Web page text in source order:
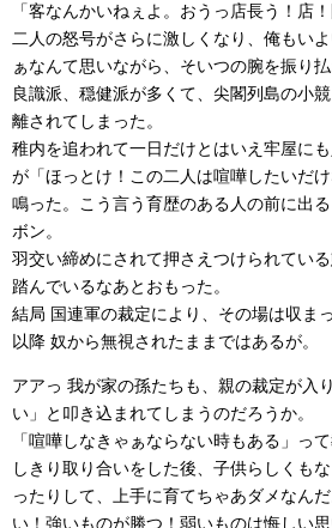
「客なんかいねぇよ。おうっ店長う！店！
二人の怒号がさらに激しくなり、俺もい
ぁなんて思いながら、そいつの腕を振り払
良識派、穏健派が多くて、尖閣列島の小
離されてしまった。
稚内を追われて一日だけとはいえ牢屋に
が「ほっとけ！この二人は喧嘩したいだ
鳴った。こう言う育歴のある人の前に出
ボン。
羽交い締めにされて押さえつけられてい
踏んでいるなあとおもった。
結局 国連軍の裁定により、その場は収まっ
以降 奴から無視されたままではあるが。
アアっ 我が家の孫たちも、親の裁定が入
い」と叩き込まれてしまうのだろうか。
「喧嘩しなきゃぁならない時もある」っ
しきり取り合いをした後、子供らしくも
ったりして、上手に育てちゃあダメなん
い！強いものが勝つ！弱いものは悔しい思